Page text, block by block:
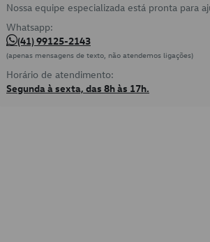
Nossa equipe especializada está pronta para
Whatsapp:
(41) 99125-2143
(apenas mensagens de texto, não atendemos ligações)
Horário de atendimento:
Segunda à sexta, das 8h às 17h.